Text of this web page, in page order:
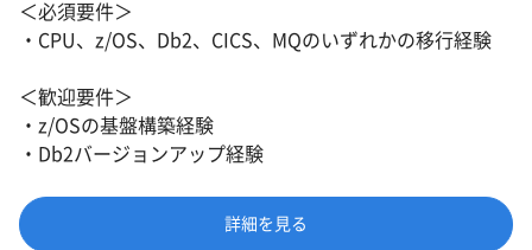
＜必須要件＞
・CPU、z/OS、Db2、CICS、MQのいずれかの移行経験
＜歓迎要件＞
・z/OSの基盤構築経験
・Db2バージョンアップ経験
詳細を見る